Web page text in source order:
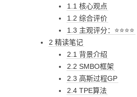
1.1 核心观点
1.2 综合评价
1.3 主观评分：⭐⭐⭐⭐
2 精读笔记
2.1 背景介绍
2.2 SMBO框架
2.3 高斯过程GP
2.4 TPE算法